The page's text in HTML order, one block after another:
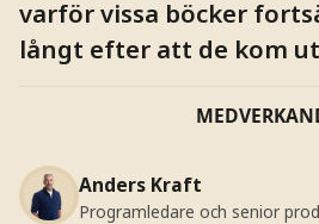
varför vissa böcker
långt efter att de kom
Anders Kraft
Programledare och senior